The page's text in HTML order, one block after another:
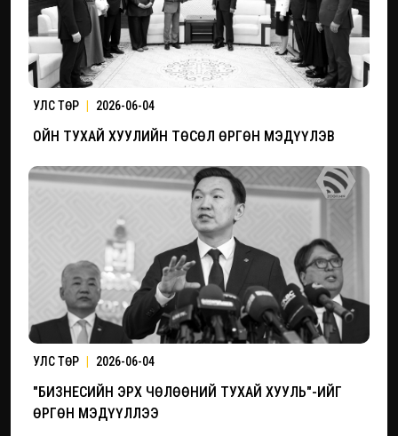
УЛС ТӨР 2026-06-04
ОЙН ТУХАЙ ХУУЛИЙН ТӨСӨЛ ӨРГӨН МЭДҮҮЛЭВ
УЛС ТӨР 2026-06-04
"БИЗНЕСИЙН ЭРХ ЧӨЛӨӨНИЙ ТУХАЙ ХУУЛЬ"-ИЙГ
ӨРГӨН МЭДҮҮЛЛЭЭ